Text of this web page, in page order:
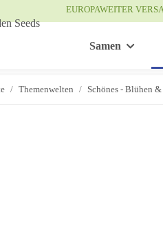
EUROPAWEITER
Samen
Themenwelten Schönes - Blühen &